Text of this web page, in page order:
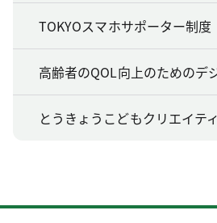
TOKYOスマホサポーター制度
高齢者のQOL向上のためのデ
とうきょうこどもクリエイテ